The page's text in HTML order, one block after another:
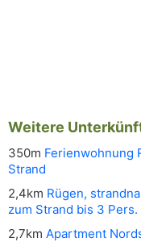
Weitere
350m Ferienwohnung
Strand
2,4km Rügen,
zum Strand bis 3 Pers.
2,7km Apartment